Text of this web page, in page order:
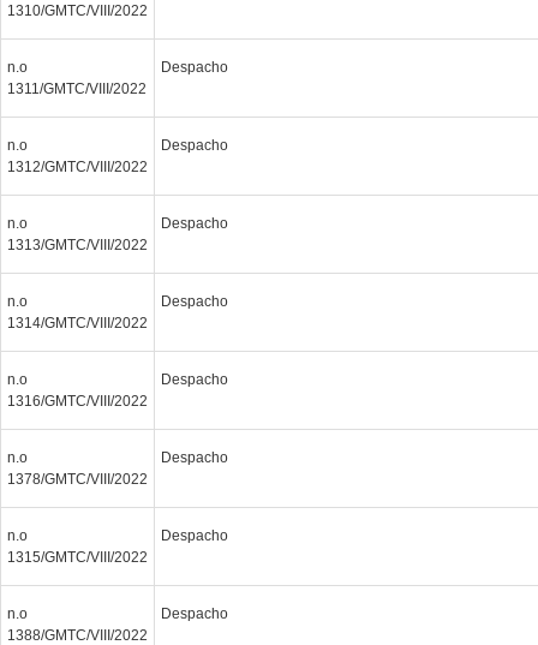
1310/GMTC/VIII/2022
n.o
1311/GMTC/VIII/2022
Despacho
n.o
1312/GMTC/VIII/2022
Despacho
n.o
1313/GMTC/VIII/2022
Despacho
n.o
1314/GMTC/VIII/2022
Despacho
n.o
1316/GMTC/VIII/2022
Despacho
n.o
1378/GMTC/VIII/2022
Despacho
n.o
1315/GMTC/VIII/2022
Despacho
n.o
1388/GMTC/VIII/2022
Despacho